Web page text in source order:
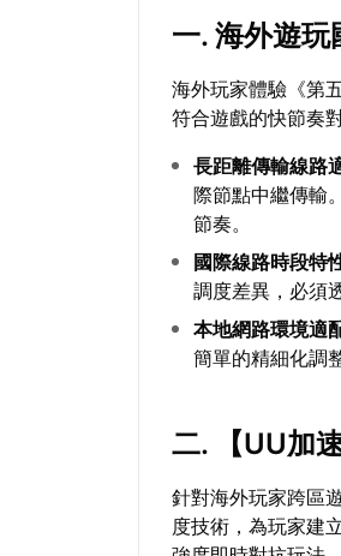
一. 海外遊
海外玩家體驗《第
符合遊戲的快節奏
長距離傳輸線路
際節點中繼傳輸
節奏。
國際線路時段特
調度差異，必須
本地網路環境適
簡單的精細化調
二. 【UU加
針對海外玩家跨區
度技術，為玩家建